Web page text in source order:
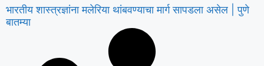
भारतीय शास्त्रज्ञांना मलेरिया थांबवण्याचा मार्ग सापडला असेल | पुणे
बातम्या